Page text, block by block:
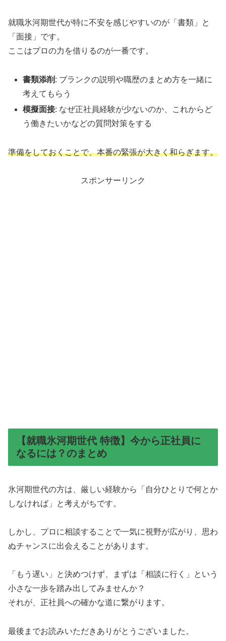
就職氷河期世代が特に不安を感じやすいのが「書類」と
「面接」です。
ここはプロの力を借りるのが一番です。
書類添削 : ブランクの説明や職歴のまとめ方を一緒に
考えてもらう
模擬面接: なぜ正社員経験が少ないのか、これからど
う働きたいかなどの質問対策をする
準備をしておくことで、本番の緊張が大きく和らぎます。
スポンサーリンク
【就職氷河期世代 特徴】今から正社員に
なるには？のまとめ
氷河期世代の方は、厳しい経験から「自分ひとりで何とか
しなければ」と考えがちです。
しかし、プロに相談することで一気に視野が広がり、思わ
ぬチャンスに出会えることがあります。
「もう遅い」と決めつけず、まずは「相談に行く」という
小さな一歩を踏み出してみませんか？
それが、正社員への確かな道に繋がります。
最後までお読みいただきありがとうございました。